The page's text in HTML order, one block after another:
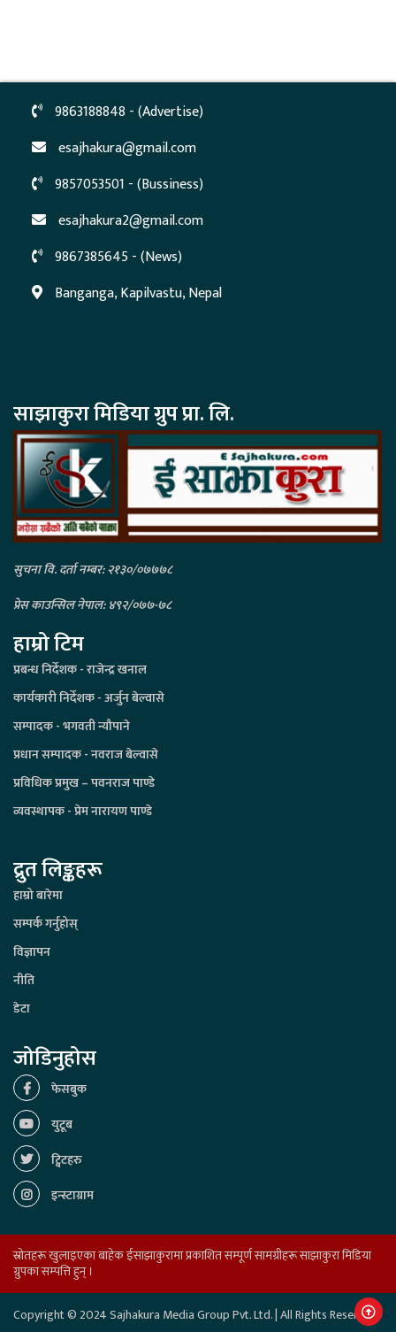
9863188848 - (Advertise)
esajhakura@gmail.com
9857053501 - (Bussiness)
esajhakura2@gmail.com
9867385645 - (News)
Banganga, Kapilvastu, Nepal
साझाकुरा मिडिया ग्रुप प्रा. लि.
सुचना वि. दर्ता नम्बर: २१३०/०७७७८
प्रेस काउन्सिल नेपाल: ४९२/०७७-७८
हाम्रो टिम
प्रबन्ध निर्देशक - राजेन्द्र खनाल
कार्यकारी निर्देशक - अर्जुन बेल्वासे
सम्पादक - भगवती न्यौपाने
प्रधान सम्पादक - नवराज बेल्वासे
प्रविधिक प्रमुख – पवनराज पाण्डे
व्यवस्थापक - प्रेम नारायण पाण्डे
द्रुत लिङ्कहरू
हाम्रो बारेमा
सम्पर्क गर्नुहोस्
विज्ञापन
नीति
डेटा
जोडिनुहोस
फेसबुक
युटूब
ट्विटहरु
इन्स्टाग्राम
स्रोतहरू खुलाइएका बाहेक ईसाझाकुरामा प्रकाशित सम्पूर्ण सामग्रीहरू साझाकुरा मिडिया
ग्रुपका सम्पत्ति हुन् ।
Copyright © 2024 Sajhakura Media Group Pvt. Ltd. | All Rights Reserved.